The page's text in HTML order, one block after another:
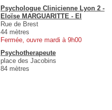
Psychologue Clinicienne Lyon 2 -
Eloïse MARGUARITTE - EI
Rue de Brest
44 mètres
Fermée, ouvre mardi à 9h00
Psychotherapeute
place des Jacobins
84 mètres